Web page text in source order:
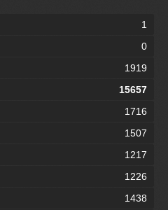
1
0
1919
15657
1716
1507
1217
1226
1438